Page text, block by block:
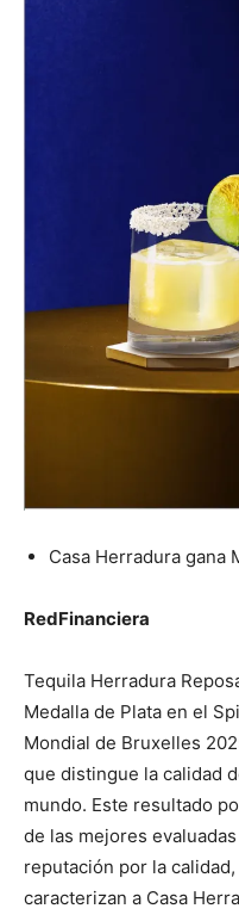
Casa Herradura gana
RedFinanciera
Tequila Herradura
Medalla de Plata en el
Mondial de Bruxelles
que distingue la calidad
mundo. Este resultado
de las mejores
reputación por la
caracterizan a Casa